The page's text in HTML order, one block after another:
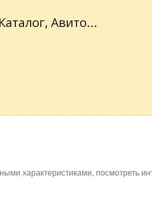
Авито...
характеристиками, посмотреть